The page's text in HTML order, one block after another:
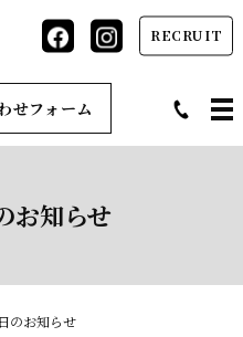
せフォーム
RECRUIT
お知らせ
のお知らせ